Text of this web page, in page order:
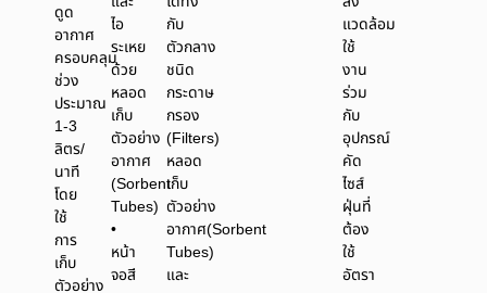
ดูด
อากาศ
ครอบคลุม
ช่วง
ประมาณ
1-3
ลิตร/
นาที
โดย
ใช้
การ
เก็บ
ตัวอย่าง
ไอ
ระเหย
ด้วย
หลอด
เก็บ
ตัวอย่าง
อากาศ
(Sorbent
Tubes)
•
หน้า
จอสี
กับ
ตัวกลาง
ชนิด
กระดาษ
กรอง
(Filters)
หลอด
เก็บ
ตัวอย่าง
อากาศ(Sorbent
Tubes)
และ
แวดล้อม
ใช้
งาน
ร่วม
กับ
อุปกรณ์
คัด
ไซส์
ฝุ่นที่
ต้อง
ใช้
อัตรา